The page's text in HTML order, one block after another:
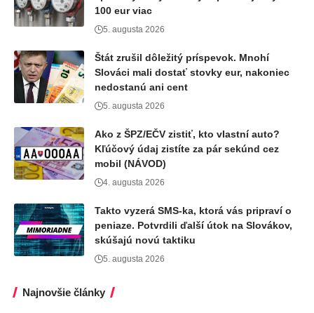
100 eur viac
5. augusta 2026
Štát zrušil dôležitý príspevok. Mnohí
Slováci mali dostať stovky eur, nakoniec
nedostanú ani cent
5. augusta 2026
Ako z ŠPZ/EČV zistiť, kto vlastní auto?
Kľúčový údaj zistíte za pár sekúnd cez
mobil (NÁVOD)
4. augusta 2026
Takto vyzerá SMS-ka, ktorá vás pripraví o
peniaze. Potvrdili ďalší útok na Slovákov,
skúšajú novú taktiku
5. augusta 2026
Najnovšie články